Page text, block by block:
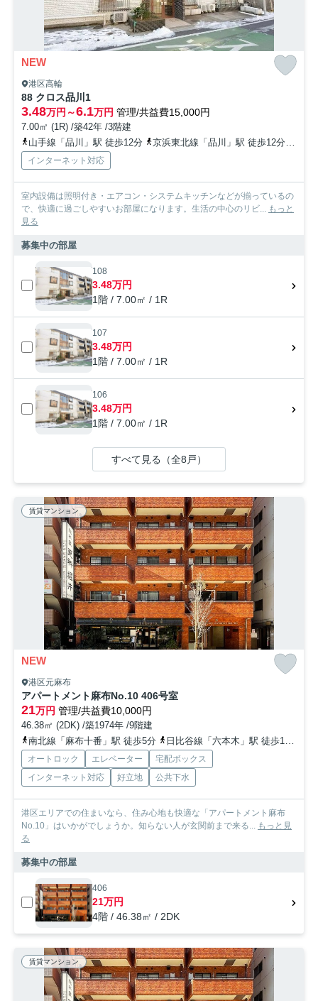
NEW
港区高輪
88 クロス品川1
3.48万円～6.1万円 管理/共益費15,000円
7.00㎡ (1R) /築42年 /3階建
山手線「品川」駅 徒歩12分
京浜東北線「品川」駅 徒歩12分
インターネット対応
室内設備は照明付き・エアコン・システムキッチンなどが揃っているの
で、快適に過ごしやすいお部屋になります。生活の中心のリビ...
もっと
見る
募集中の部屋
108
3.48万円
1階 / 7.00㎡ / 1R
107
3.48万円
1階 / 7.00㎡ / 1R
106
3.48万円
1階 / 7.00㎡ / 1R
すべて見る（全8戸）
賃貸マンション
NEW
港区元麻布
アパートメント麻布No.10 406号室
21万円 管理/共益費10,000円
46.38㎡ (2DK) /築1974年 /9階建
南北線「麻布十番」駅 徒歩5分
日比谷線「六本木」駅 徒歩12分
オートロック エレベーター
宅配ボックス
インターネット対応
好立地 公共下水
港区エリアでの住まいなら、住み心地も快適な「アパートメント麻布
No.10」はいかがでしょうか。知らない人が玄関前まで来る... もっと見
る
募集中の部屋
406
21万円
4階 / 46.38㎡ / 2DK
賃貸マンション